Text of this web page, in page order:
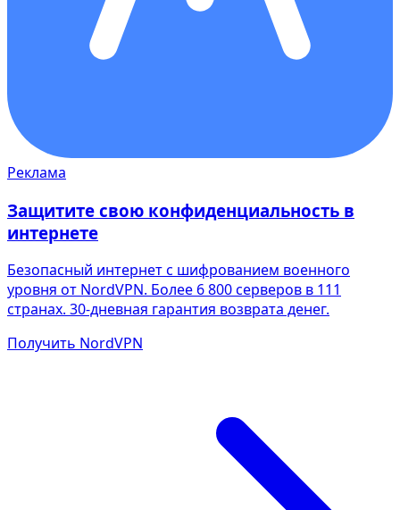
Реклама
Защитите свою конфиденциальность в
интернете
Безопасный интернет с шифрованием военного
уровня от NordVPN. Более 6 800 серверов в 111
странах. 30-дневная гарантия возврата денег.
Получить NordVPN